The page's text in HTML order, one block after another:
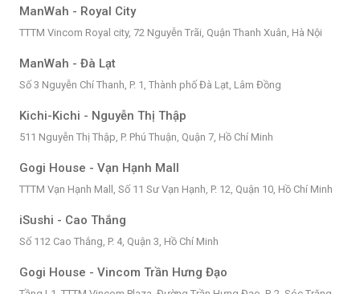
ManWah - Royal City
TTTM Vincom Royal city, 72 Nguyễn Trãi, Quận Thanh Xuân, Hà Nội
ManWah - Đà Lạt
Số 3 Nguyễn Chí Thanh, P. 1, Thành phố Đà Lạt, Lâm Đồng
Kichi-Kichi - Nguyễn Thị Thập
511 Nguyễn Thị Thập, P. Phú Thuận, Quận 7, Hồ Chí Minh
Gogi House - Vạn Hạnh Mall
TTTM Vạn Hạnh Mall, Số 11 Sư Vạn Hạnh, P. 12, Quận 10, Hồ Chí Minh
iSushi - Cao Thắng
Số 112 Cao Thắng, P. 4, Quận 3, Hồ Chí Minh
Gogi House - Vincom Trần Hưng Đạo